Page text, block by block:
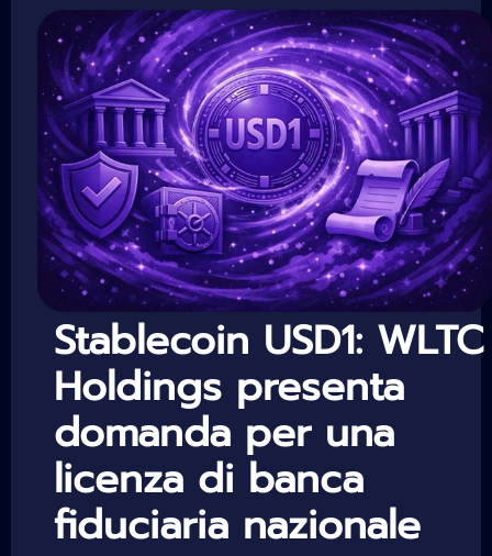
Stablecoin USD1: WLTC
Holdings presenta
domanda per una
licenza di banca
fiduciaria nazionale